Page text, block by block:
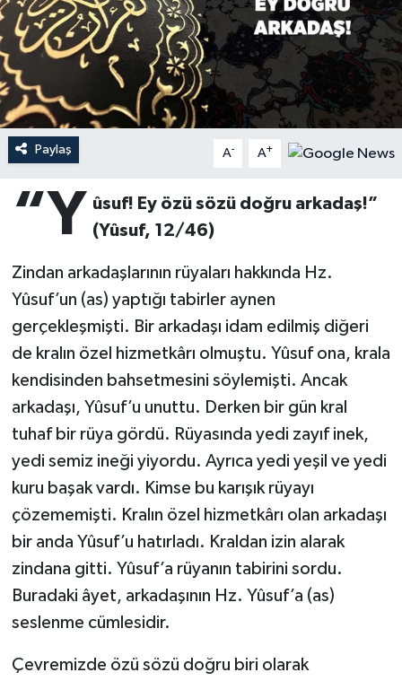
Paylaş A- A+
“Y ûsuf! Ey özü sözü doğru arkadaş!”
(Yûsuf, 12/46)
Zindan arkadaşlarının rüyaları hakkında Hz.
Yûsuf’un (as) yaptığı tabirler aynen
gerçekleşmişti. Bir arkadaşı idam edilmiş diğeri
de kralın özel hizmetkârı olmuştu. Yûsuf ona, krala
kendisinden bahsetmesini söylemişti. Ancak
arkadaşı, Yûsuf’u unuttu. Derken bir gün kral
tuhaf bir rüya gördü. Rüyasında yedi zayıf inek,
yedi semiz ineği yiyordu. Ayrıca yedi yeşil ve yedi
kuru başak vardı. Kimse bu karışık rüyayı
çözememişti. Kralın özel hizmetkârı olan arkadaşı
bir anda Yûsuf’u hatırladı. Kraldan izin alarak
zindana gitti. Yûsuf’a rüyanın tabirini sordu.
Buradaki âyet, arkadaşının Hz. Yûsuf’a (as)
seslenme cümlesidir.
Çevremizde özü sözü doğru biri olarak
Ardahan Müftülüğü
Artvin Müftülüğü
Aydın Müftülüğü
Bartın Müftülüğü
Bayburt Müftülüğü
Bilecik Müftülüğü
Bingöl Müftülüğü
Bitlis Müftülüğü
Bolu Müftülüğü
Burdur Müftülüğü
Bursa Müftülüğü
Çanakkale Müftülüğü
Çankırı Müftülüğü
Kudüs
Mukabele
Ramazan
Zekat
Hutbeler
DİYANET AKADEMİ
DİYANET GENÇLİK
DEPREM
Eğitim
Kültür-Sanat
Aile
Sağlık
Makaleler
Ekonomi
Duyurular
Podcast
Bilim, Teknoloji